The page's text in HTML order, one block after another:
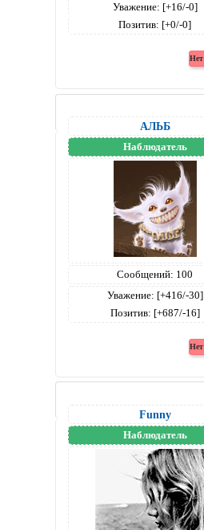
Уважение: [+16/-0]
Позитив: [+0/-0]
АЛЬБ
Наблюдатель
Сообщений: 100
Уважение: [+416/-30]
Позитив: [+687/-16]
Funny
Наблюдатель